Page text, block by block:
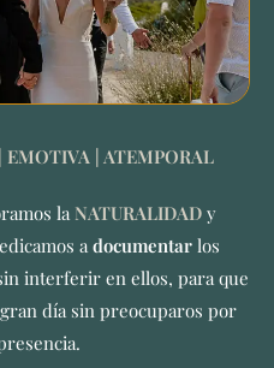
EMOTIVA | ATEMPORAL
la NATURALIDAD y
a documentarlos
interferir en ellos, para que
día sin preocuparos por